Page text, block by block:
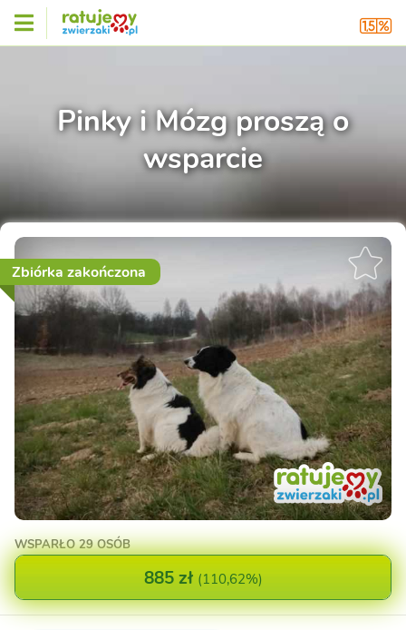
Pinky i Mózg proszą o
wsparcie
Zbiórka zakończona
WSPARŁO29 OSÓB
885 zł (110,62%)